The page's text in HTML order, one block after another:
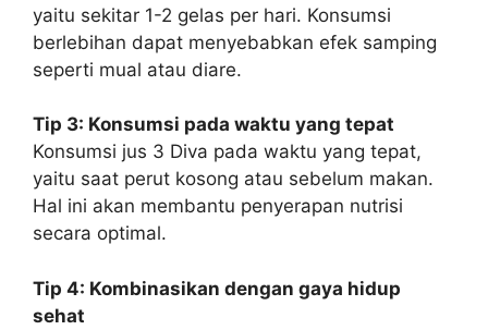
yaitu sekitar 1-2 gelas per hari. Konsumsi
berlebihan dapat menyebabkan efek samping
seperti mual atau diare.
Tip 3: Konsumsi pada waktu yang tepat
Konsumsi jus 3 Diva pada waktu yang tepat,
yaitu saat perut kosong atau sebelum makan.
Hal ini akan membantu penyerapan nutrisi
secara optimal.
Tip 4: Kombinasikan dengan gaya hidup
sehat